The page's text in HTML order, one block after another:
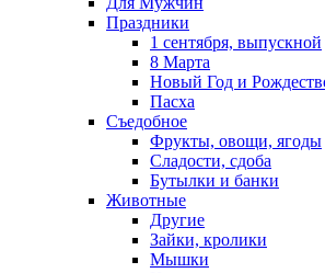
Праздники
1 сентября, выпускной
8 Марта
Новый Год и
Пасха
Съедобное
Фрукты, овощи, ягоды
Сладости, сдоба
Бутылки и банки
Животные
Другие
Зайки, кролики
Мышки